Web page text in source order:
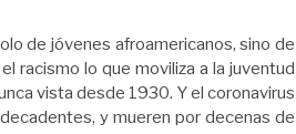
de jóvenes afroamericanos, sino de
racismo lo que moviliza a la juventud
vista desde 1930. Y el coronavirus
y mueren por decenas de